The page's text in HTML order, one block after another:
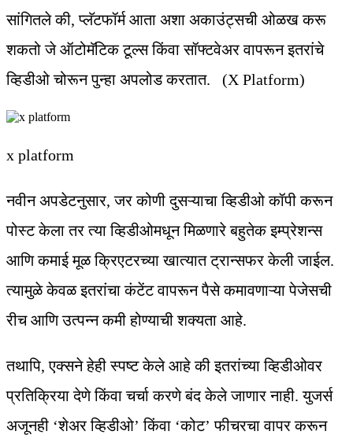
सांगितले की, प्लॅटफॉर्म आता अशा अकाउंट्सची ओळख करू
शकतो जे ऑटोमॅटिक टूल्स किंवा सॉफ्टवेअर वापरून इतरांचे
व्हिडीओ चोरून पुन्हा अपलोड करतात. (X Platform)
x platform
नवीन अपडेटनुसार, जर कोणी दुसऱ्याचा व्हिडीओ कॉपी करून
पोस्ट केला तर त्या व्हिडीओमधून मिळणारे बहुतेक इम्प्रेशन्स
आणि कमाई मूळ क्रिएटरच्या खात्यात ट्रान्सफर केली जाईल.
त्यामुळे केवळ इतरांचा कंटेंट वापरून पैसे कमावणाऱ्या पेजेसची
रीच आणि उत्पन्न कमी होण्याची शक्यता आहे.
तथापि, एक्सने हेही स्पष्ट केले आहे की इतरांच्या व्हिडीओवर
प्रतिक्रिया देणे किंवा चर्चा करणे बंद केले जाणार नाही. युजर्स
अजूनही ‘शेअर व्हिडीओ’ किंवा ‘कोट’ फीचरचा वापर करून